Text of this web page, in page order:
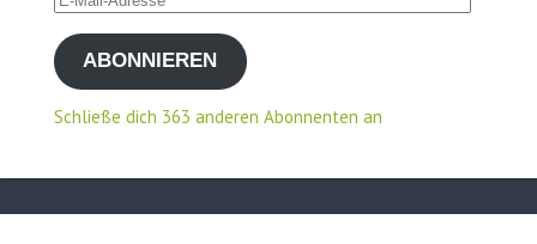
Mail-
AdresseABONNIEREN
Schließe dich 363 anderen Abonnenten an